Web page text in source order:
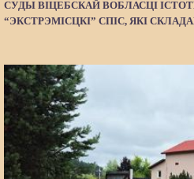
СУДЫ ВІЦЕБСКАЙ ВОБЛАСЦІ
“ЭКСТРЭМІСЦКІ” СПІС, ЯКІ